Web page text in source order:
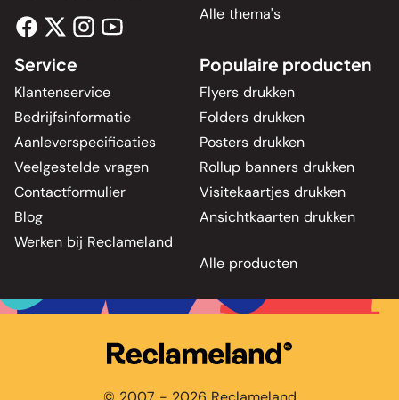
Alle thema's
Service
Klantenservice
Bedrijfsinformatie
Aanleverspecificaties
Veelgestelde vragen
Contactformulier
Blog
Werken bij Reclameland
Populaire producten
Flyers drukken
Folders drukken
Posters drukken
Rollup banners drukken
Visitekaartjes drukken
Ansichtkaarten drukken
Alle producten